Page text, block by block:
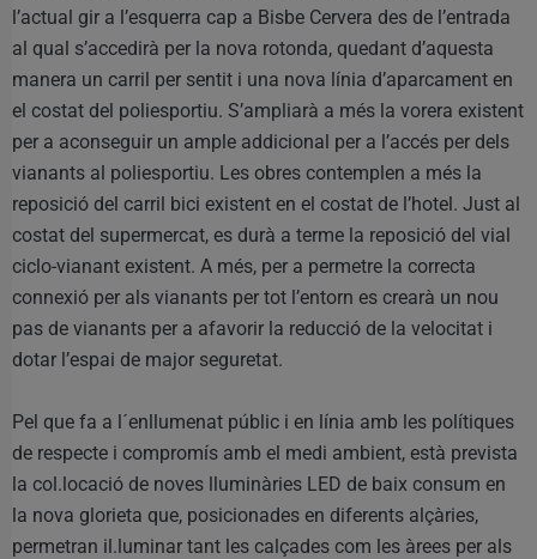
l’actual gir a l’esquerra cap a Bisbe Cervera des de l’entrada
al qual s’accedirà per la nova rotonda, quedant d’aquesta
manera un carril per sentit i una nova línia d’aparcament en
el costat del poliesportiu. S’ampliarà a més la vorera existent
per a aconseguir un ample addicional per a l’accés per dels
vianants al poliesportiu. Les obres contemplen a més la
reposició del carril bici existent en el costat de l’hotel. Just al
costat del supermercat, es durà a terme la reposició del vial
ciclo-vianant existent. A més, per a permetre la correcta
connexió per als vianants per tot l’entorn es crearà un nou
pas de vianants per a afavorir la reducció de la velocitat i
dotar l’espai de major seguretat.
Pel que fa a l´enllumenat públic i en línia amb les polítiques
de respecte i compromís amb el medi ambient, està prevista
la col.locació de noves lluminàries LED de baix consum en
la nova glorieta que, posicionades en diferents alçàries,
permetran il.luminar tant les calçades com les àrees per als